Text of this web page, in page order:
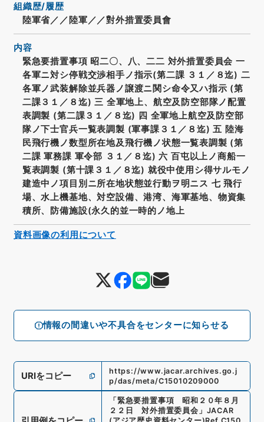
情報の間違いや不具合をセンターに知らせる
組織歴/履歴
陸軍省／／陸軍／／對外措置委員會
内容
緊急要措置事項 昭二〇、八、二二 対外措置委員会 一
各軍ニ対シ停戦交渉相手ノ指示(第二課 ３１／８迄) 二
各軍ノ武装解除並兵器ノ譲渡ニ関シ命令又ハ指示 (第
二課３１／８迄) 三 全軍地上、航空及防空部隊ノ配置
表調製 (第二課３１／８迄) 四 全軍地上航空及防空部
隊ノ下士官兵一覧表調製 (軍事課３１／８迄) 五 陸海
民飛行機ノ数型所在地及飛行機ノ状態一覧表調製 (第
二課 軍務課 軍令部 ３１／８迄) 六 百屯以上ノ商船一
覧表調製 (第十課３１／８迄) 就役中使用シ得サルモノ
建造中ノ項目別ニ所在地状態並行動ヲ明ニス 七 飛行
場、水上機基地、対空設備、港湾、海軍基地、物資集
積所、防備施設(永久的並一時的ノ地上
URIをコピー
https://www.jacar.archives.go.j
p/das/meta/C15010209000
「 緊急要措置事項 昭和２０年８月
２２日 対外措置委員会 」 JACAR
資料画像の利用について